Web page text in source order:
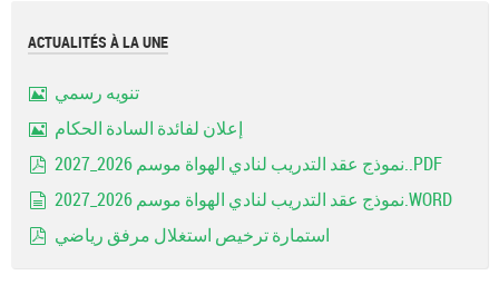
ACTUALITÉS À LA UNE
تنويه رسمي
إعلان لفائدة السادة الحكام
نموذج عقد التدريب لنادي الهواة موسم 2026_2027..PDF
نموذج عقد التدريب لنادي الهواة موسم 2026_2027.WORD
استمارة ترخيص استغلال مرفق رياضي